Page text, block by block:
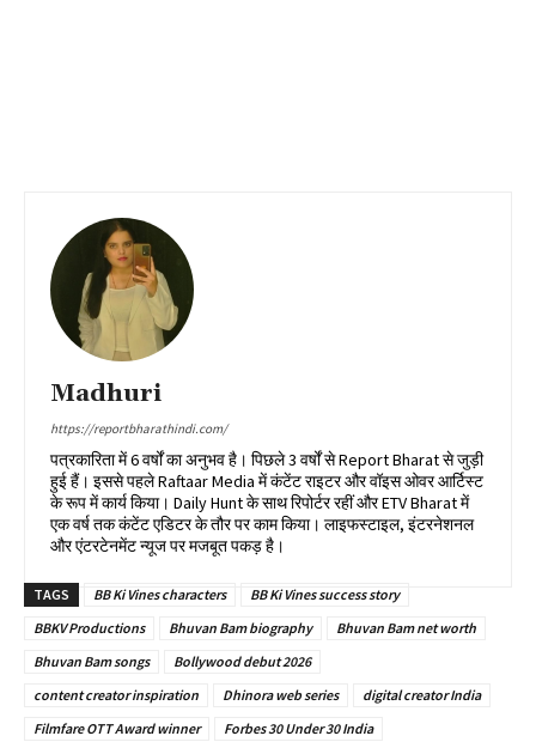
Madhuri
https://reportbharathindi.com/
पत्रकारिता में 6 वर्षों का अनुभव है। पिछले 3 वर्षों से Report Bharat से जुड़ी
हुई हैं। इससे पहले Raftaar Media में कंटेंट राइटर और वॉइस ओवर आर्टिस्ट
के रूप में कार्य किया। Daily Hunt के साथ रिपोर्टर रहीं और ETV Bharat में
एक वर्ष तक कंटेंट एडिटर के तौर पर काम किया। लाइफस्टाइल, इंटरनेशनल
और एंटरटेनमेंट न्यूज पर मजबूत पकड़ है।
TAGS BB Ki Vines characters
BB Ki Vines success story
BBKV Productions
Bhuvan Bam biography
Bhuvan Bam net worth
Bhuvan Bam songs
Bollywood debut 2026
content creator inspiration
Dhinora web series
digital creator India
Filmfare OTT Award winner
Forbes 30 Under 30 India